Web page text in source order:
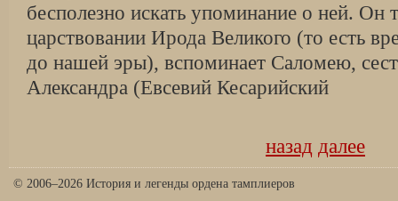
бесполезно искать упоминание о ней. Он
царствовании Ирода Великого (то есть
до нашей эры), вспоминает Сало­мею,
Александра (Евсевий Кесарийский
назад далее
© 2006–2026 История и легенды ордена тамплиеров